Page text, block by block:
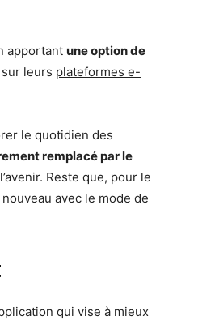
apportant une option de
leurs plateformes e-
le quotidien des
remplacé par le
Reste que, pour le
avec le mode de
qui vise à mieux